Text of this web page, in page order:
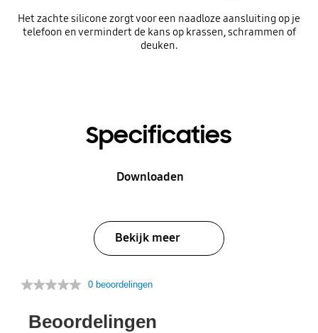
Het zachte silicone zorgt voor een naadloze aansluiting op je
telefoon en vermindert de kans op krassen, schrammen of
deuken.
Specificaties
Downloaden
Bekijk meer
0 beoordelingen